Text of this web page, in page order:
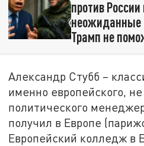
против
неожиданные
Трамп не
Александр Стубб –
именно европейского,
политического
получил в Европе
Европейский колледж в